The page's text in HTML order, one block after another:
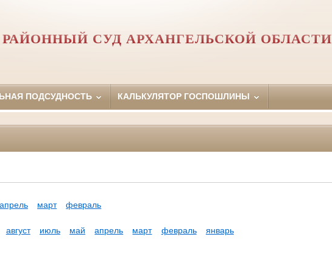
СУД АРХАНГЕЛЬСКОЙ ОБЛАСТИ
ПОДСУДНОСТЬ КАЛЬКУЛЯТОР ГОСПОШЛИНЫ
апрель март
февраль
август июль май апрель март февраль
январь